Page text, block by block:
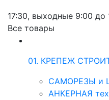
17:30, выходные 9:00 до
Все товары
01. КРЕПЕЖ
САМОРЕЗЫ и
АНКЕРНАЯ